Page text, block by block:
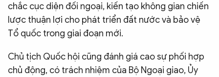
chắc cục diện đối ngoại, kiến tạo không gian chiến
lược thuận lợi cho phát triển đất nước và bảo vệ
Tổ quốc trong giai đoạn mới.
Chủ tịch Quốc hội cũng đánh giá cao sự phối hợp
chủ động, có trách nhiệm của Bộ Ngoại giao, Ủy